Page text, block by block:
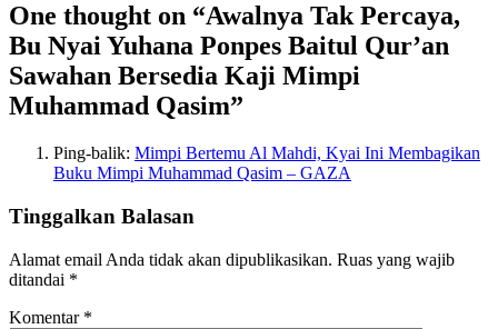
One thought on “Awalnya Tak Percaya,
Bu Nyai Yuhana Ponpes Baitul Qur’an
Sawahan Bersedia Kaji Mimpi
Muhammad Qasim”
Ping-balik: Mimpi Bertemu Al Mahdi, Kyai Ini Membagikan
Buku Mimpi Muhammad Qasim – GAZA
Tinggalkan Balasan
Alamat email Anda tidak akan dipublikasikan. Ruas yang wajib
ditandai *
Komentar *